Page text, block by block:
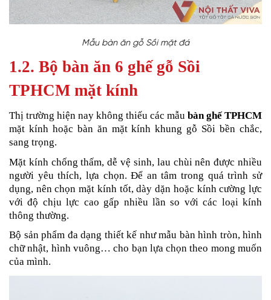
Mẫu bàn ăn gỗ Sồi mặt đá
1.2. Bộ bàn ăn 6 ghế gỗ Sồi
TPHCM mặt kính
Thị trường hiện nay không thiếu các mẫu bàn ghế TPHCM
mặt kính hoặc bàn ăn mặt kính khung gỗ Sồi bền chắc,
sang trọng.
Mặt kính chống thấm, dễ vệ sinh, lau chùi nên được nhiều
người yêu thích, lựa chọn. Để an tâm trong quá trình sử
dụng, nên chọn mặt kính tốt, dày dặn hoặc kính cường lực
với độ chịu lực cao gấp nhiều lần so với các loại kính
thông thường.
Bộ sản phẩm đa dạng thiết kế như mẫu bàn hình tròn, hình
chữ nhật, hình vuông… cho bạn lựa chọn theo mong muốn
của mình.